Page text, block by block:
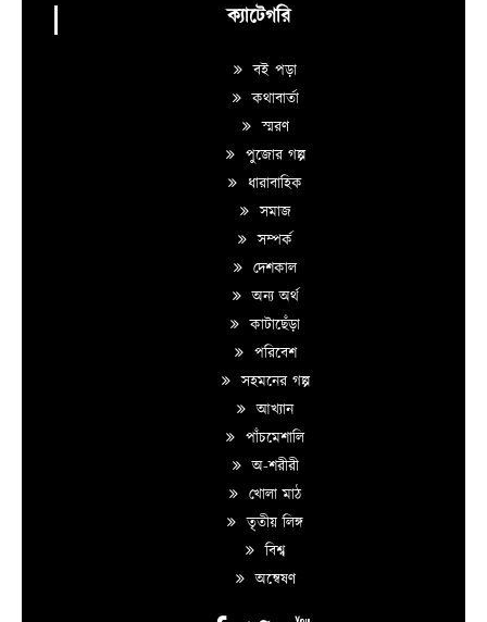
ক্যাটেগরি
বই পড়া
কথাবার্তা
স্মরণ
পুজোর গল্প
ধারাবাহিক
সমাজ
সম্পর্ক
দেশকাল
অন্য অর্থ
কাটাছেঁড়া
পরিবেশ
সহমনের গল্প
আখ্যান
পাঁচমেশালি
অ-শরীরী
খোলা মাঠ
তৃতীয় লিঙ্গ
বিশ্ব
অন্বেষণ